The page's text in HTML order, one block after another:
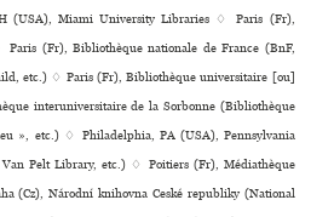
(USA), Miami University Libraries ♢ Paris (Fr),
(Fr), Bibliothèque nationale de France (BnF,
etc.) ♢ Paris (Fr), Bibliothèque uni­ver­si­taire [ou]
inte­ru­ni­ver­si­taire de la Sorbonne (Bibliothèque
», etc.) ♢ Philadelphia, PA (USA), Pennsylvania
Van Pelt Library, etc.) ♢ Poitiers (Fr), Médiathèque
(Cz), Národní kni­hovna Ceské repu­bliky (National